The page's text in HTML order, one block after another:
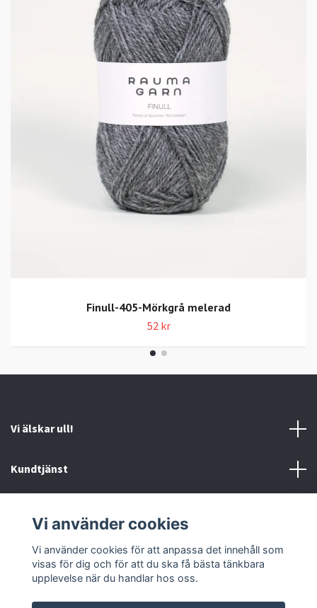
Finull-405-Mörkgrå melerad
52 kr
Vi älskar ull!
Kundtjänst
Sociala medier
Vi använder cookies
Vi använder cookies för att anpassa det innehåll som
visas för dig och för att du ska få bästa tänkbara
upplevelse när du handlar hos oss.